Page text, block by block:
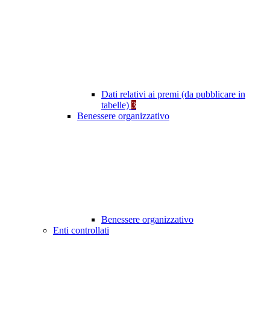
Dati relativi ai premi (da pubblicare in
tabelle) 3
Benessere organizzativo
Benessere organizzativo
Enti controllati